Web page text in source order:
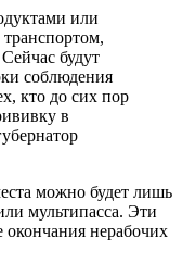
или
будут
соблюдения
кто до сих пор
в
можно будет лишь
мультипасса. Эти
окончания нерабочих